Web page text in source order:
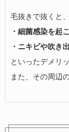
毛抜きで抜くと
・細菌感染を起
・ニキビや吹き
といったデメリ
また、その周辺